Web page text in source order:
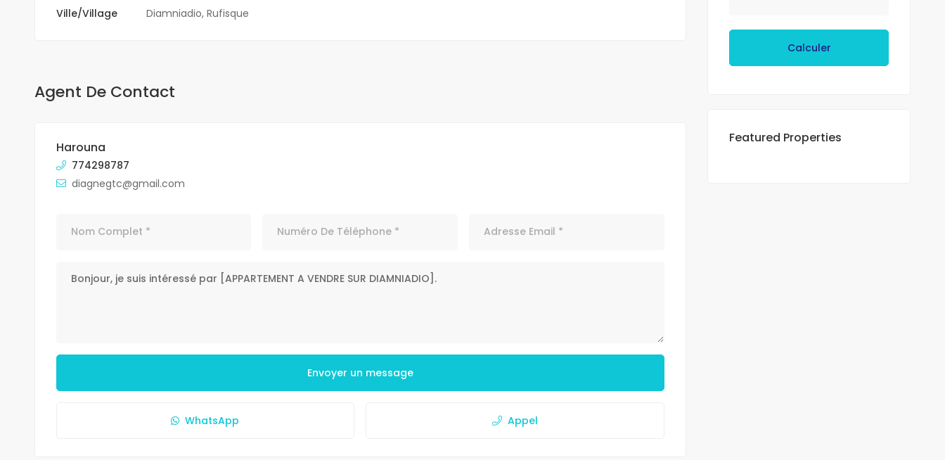
Ville/Village
Diamniadio, Rufisque
Agent De Contact
Harouna
774298787
diagnegtc@gmail.com
Envoyer un message
WhatsApp Appel
Calculer
Featured Properties